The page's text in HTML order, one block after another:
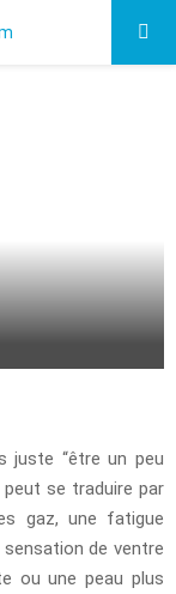
juste “être un peu
peut se traduire par
gaz, une fatigue
de ventre
ou une peau plus